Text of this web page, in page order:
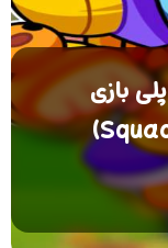
بازی